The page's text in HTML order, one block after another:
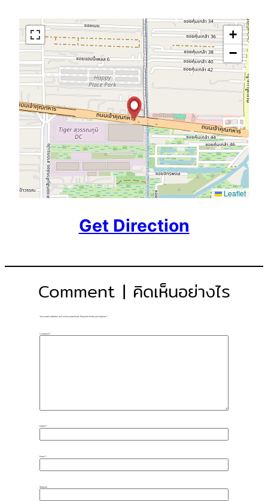
+
−
Leaflet
Get Direction
Comment | คิดเห็นอย่างไร
Your email address will not be published. Required fields are marked *
Comment *
Name *
Email *
Website